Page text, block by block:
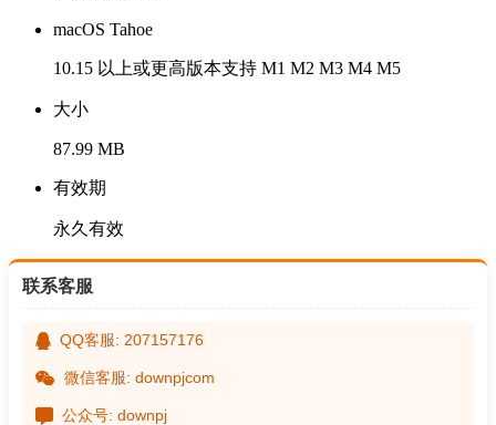
macOS Tahoe
10.15 以上或更高版本支持 M1 M2 M3 M4 M5
大小
87.99 MB
有效期
永久有效
联系客服
QQ客服: 207157176
微信客服: downpjcom
公众号: downpj